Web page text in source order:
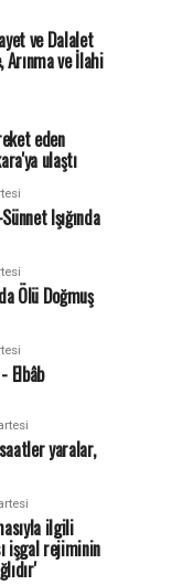
ve Dalalet
Arınma ve İlahi
eden
ulaştı
Işığında
Ölü Doğmuş
Elbâb
yaralar,
ilgili
işgal rejiminin